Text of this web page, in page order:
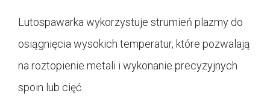
Lutospawarka wykorzystuje strumień plazmy do
osiągnięcia wysokich temperatur, które pozwalają
na roztopienie metali i wykonanie precyzyjnych
spoin lub cięć.